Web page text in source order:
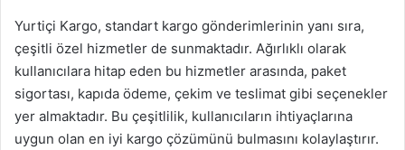
Yurtiçi Kargo, standart kargo gönderimlerinin yanı sıra,
çeşitli özel hizmetler de sunmaktadır. Ağırlıklı olarak
kullanıcılara hitap eden bu hizmetler arasında, paket
sigortası, kapıda ödeme, çekim ve teslimat gibi seçenekler
yer almaktadır. Bu çeşitlilik, kullanıcıların ihtiyaçlarına
uygun olan en iyi kargo çözümünü bulmasını kolaylaştırır.